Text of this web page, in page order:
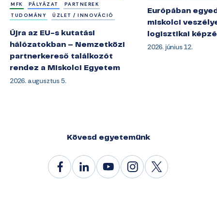
MFK
PÁLYÁZAT
PARTNEREK
TUDOMÁNY
ÜZLET / INNOVÁCIÓ
Újra az EU-s kutatási
hálózatokban – Nemzetközi
partnerkereső találkozót
rendez a Miskolci Egyetem
2026. augusztus 5.
Európában
miskolci
logisztikai
2026. június 12.
Kövesd egyetemünk